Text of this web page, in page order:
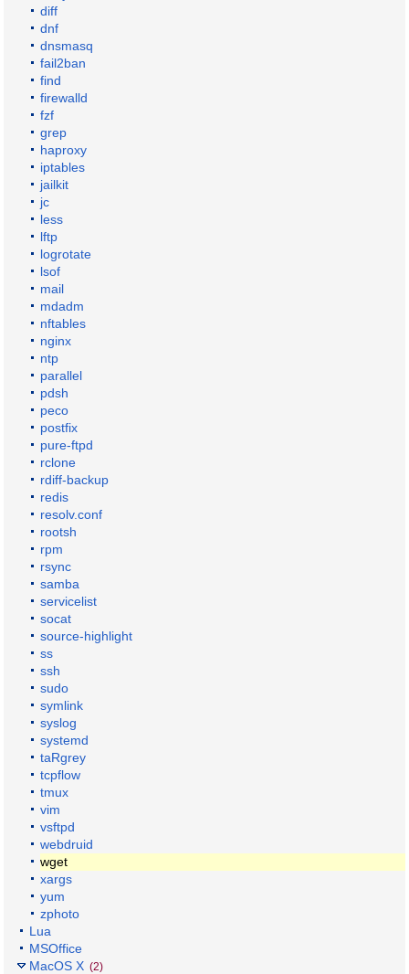
diff
dnf
dnsmasq
fail2ban
find
firewalld
fzf
grep
haproxy
iptables
jailkit
jc
less
lftp
logrotate
lsof
mail
mdadm
nftables
nginx
ntp
parallel
pdsh
peco
postfix
pure-ftpd
rclone
rdiff-backup
redis
resolv.conf
rootsh
rpm
rsync
samba
servicelist
socat
source-highlight
ss
ssh
sudo
symlink
syslog
systemd
taRgrey
tcpflow
tmux
vim
vsftpd
webdruid
wget
xargs
yum
zphoto
Lua
MSOffice
MacOS X (2)